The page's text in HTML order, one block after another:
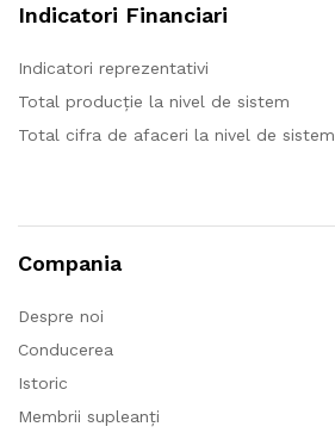
Indicatori Financiari
Indicatori reprezentativi
Total producție la nivel de sistem
Total cifra de afaceri la nivel de sistem
Compania
Despre noi
Conducerea
Istoric
Membrii supleanți